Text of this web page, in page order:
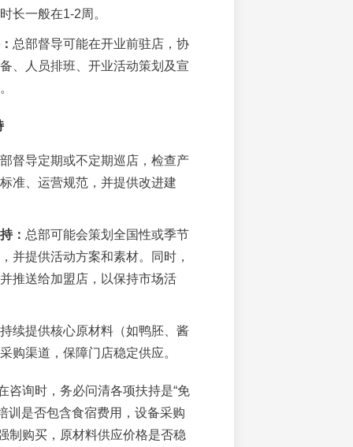
长一般在1-2周。
总部督导可能在开业前驻店，协
、人员排班、开业活动策划及宣
督导定期或不定期巡店，检查产
准、运营规范，并提供改进建
： 总部可能会策划全国性或季节
并提供活动方案和素材。同时，
推送给加盟店，以保持市场活
持续提供核心原材料（如鸭胚、酱
购渠道，保障门店稳定供应。
咨询时，务必问清各项扶持是“免
训是否包含食宿费用，设备采购
制购买，原材料供应价格是否稳